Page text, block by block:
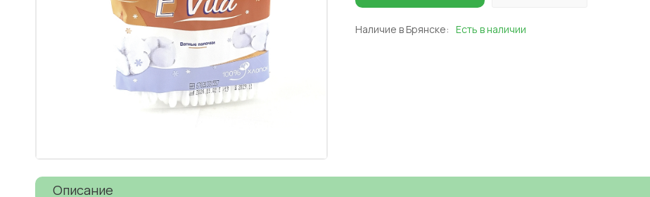
Наличие в Брянске: Есть в наличии
Описание